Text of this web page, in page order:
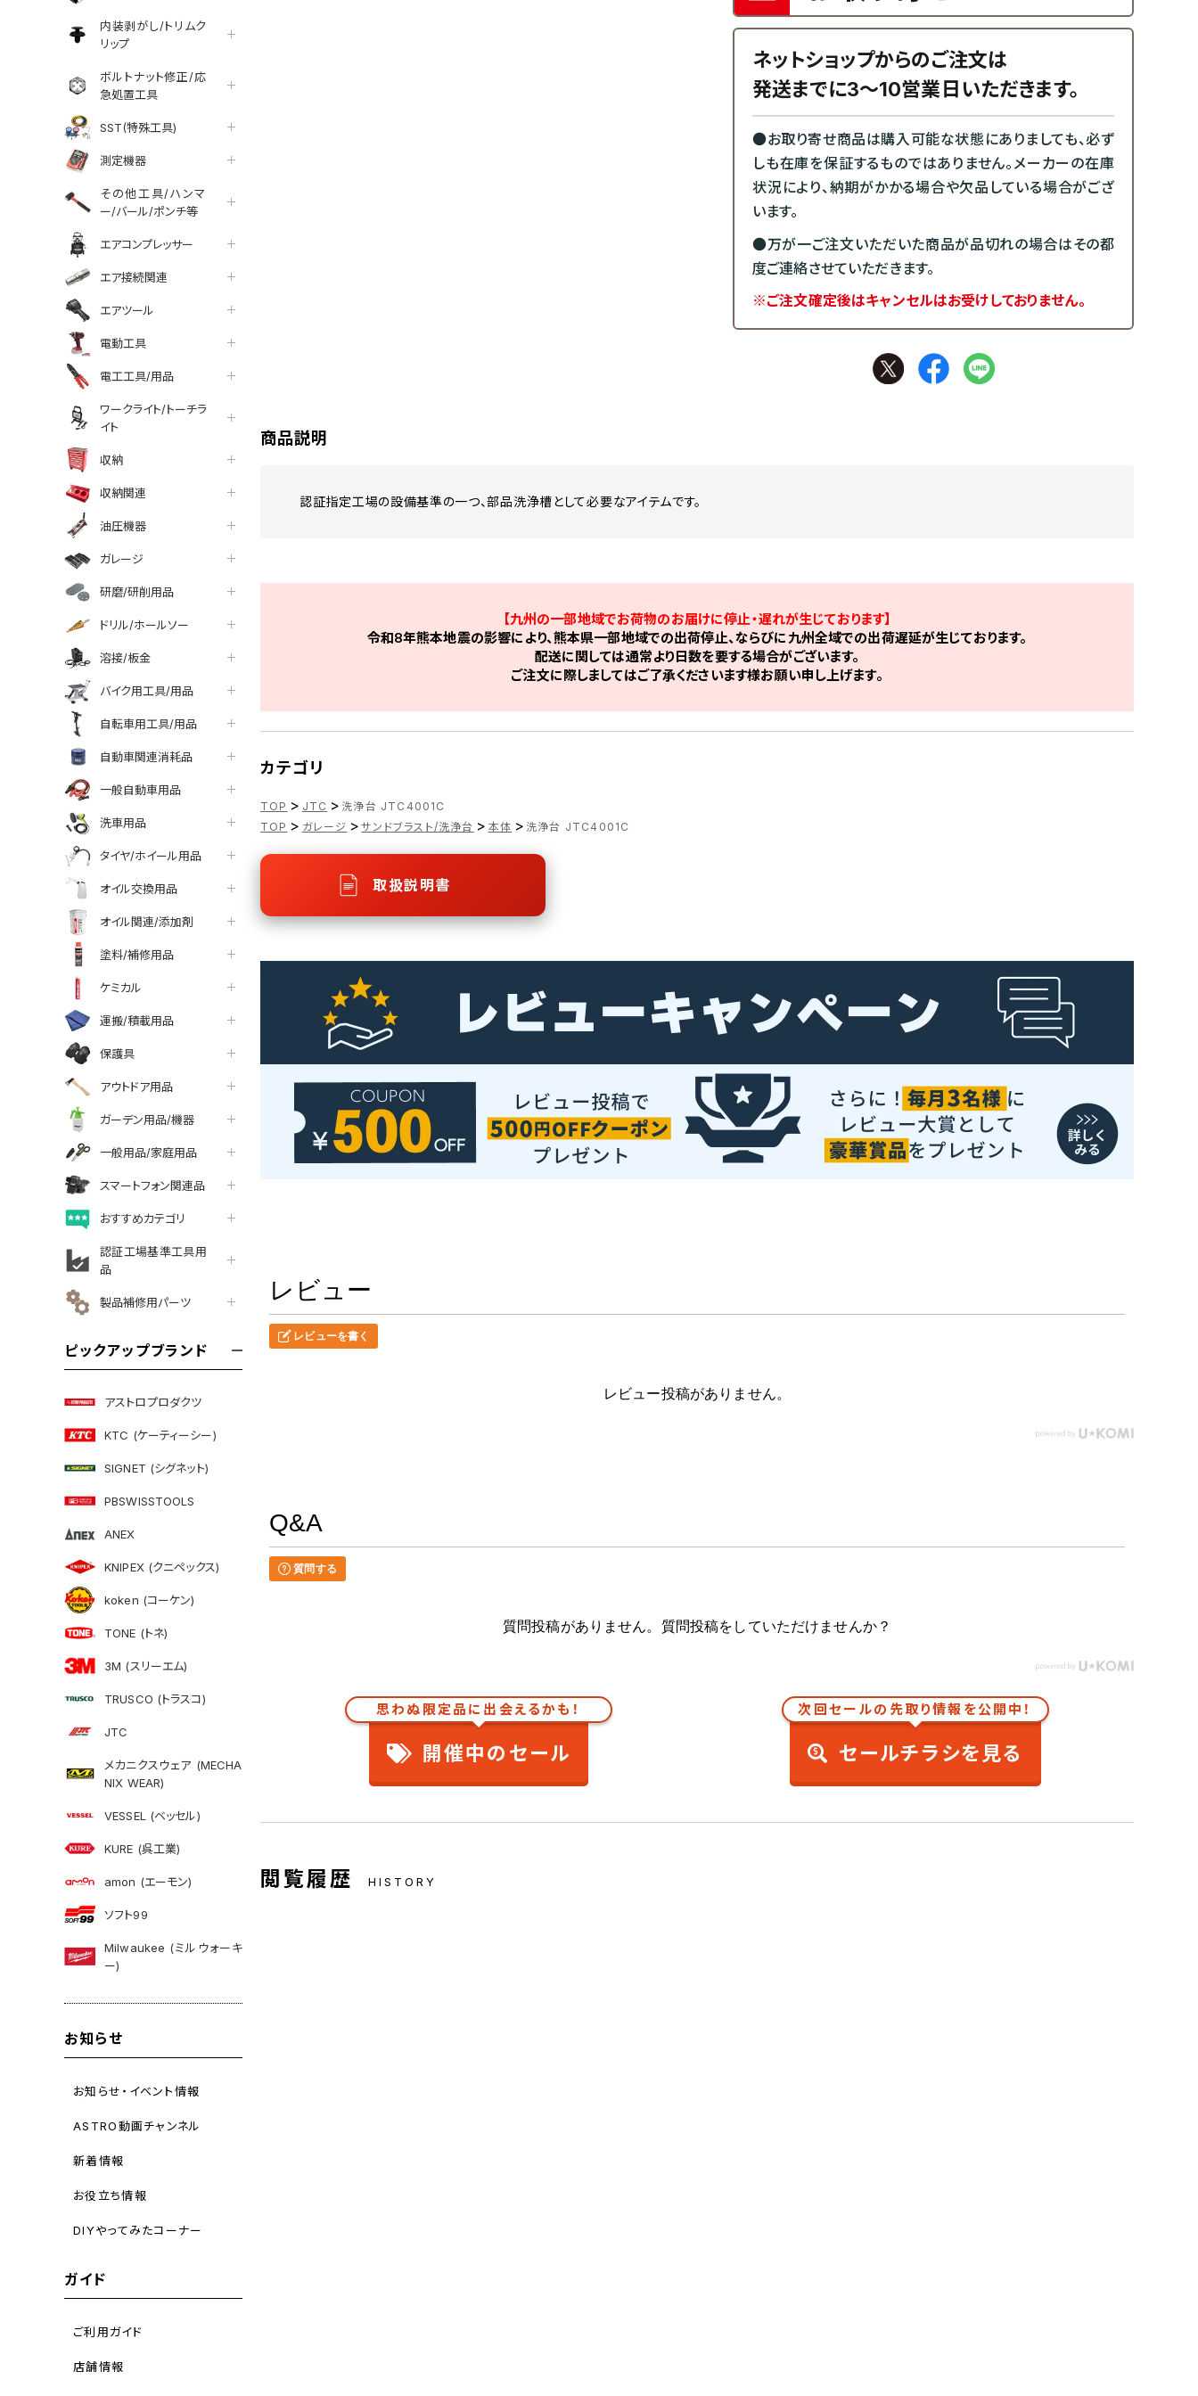
内装剥がし/トリムク
リップ
ボルトナット修正/応
急処置工具
SST(特殊工具)
測定機器
その他工具/ハンマ
ー/バール/ポンチ等
エアコンプレッサー
エア接続関連
エアツール
電動工具
電工工具/用品
ワークライト/トーチラ
イト
収納
収納関連
油圧機器
ガレージ
研磨/研削用品
ドリル/ホールソー
溶接/板金
バイク用工具/用品
自転車用工具/用品
自動車関連消耗品
一般自動車用品
洗車用品
タイヤ/ホイール用品
オイル交換用品
オイル関連/添加剤
塗料/補修用品
ケミカル
運搬/積載用品
保護具
アウトドア用品
ガーデン用品/機器
一般用品/家庭用品
スマートフォン関連品
おすすめカテゴリ
認証工場基準工具用
品
製品補修用パーツ
ピックアップブランド
アストロプロダクツ
KTC (ケーティーシー)
SIGNET (シグネット)
PBSWISSTOOLS
ANEX
KNIPEX (クニペックス)
koken (コーケン)
TONE (トネ)
3M (スリーエム)
TRUSCO (トラスコ)
JTC
メカニクスウェア (MECHA
NIX WEAR)
VESSEL (ベッセル)
KURE (呉工業)
amon (エーモン)
ソフト99
Milwaukee (ミルウォーキ
ー)
お知らせ
お知らせ・イベント情報
ASTRO動画チャンネル
新着情報
お役立ち情報
DIYやってみたコーナー
ガイド
ご利用ガイド
店舗情報
ネットショップからのご注文は
発送までに3～10営業日いただきます。
●お取り寄せ商品は購入可能な状態にありましても、必ず
しも在庫を保証するものではありません。メーカーの在庫
状況により、納期がかかる場合や欠品している場合がござ
います。
●万が一ご注文いただいた商品が品切れの場合はその都
度ご連絡させていただきます。
※ご注文確定後はキャンセルはお受けしておりません。
facebook
line
商品説明
認証指定工場の設備基準の一つ、部品洗浄槽として必要なアイテムです。
【九州の一部地域でお荷物のお届けに停止・遅れが生じております】
令和8年熊本地震の影響により、熊本県一部地域での出荷停止、ならびに九州全域での出荷遅延が生じております。
配送に関しては通常より日数を要する場合がございます。
ご注文に際しましてはご了承くださいます様お願い申し上げます。
カテゴリ
TOP > JTC > 洗浄台 JTC4001C
TOP > ガレージ > サンドブラスト/洗浄台 > 本体 > 洗浄台 JTC4001C
取扱説明書
レビュー
レビューを書く
レビュー投稿がありません。
Q&A
質問する
質問投稿がありません。質問投稿をしていただけませんか？
思わぬ限定品に出会えるかも！
開催中のセール
次回セールの先取り情報を公開中！
セールチラシを見る
閲覧履歴 HISTORY